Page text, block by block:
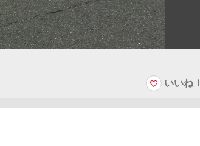
いいね！